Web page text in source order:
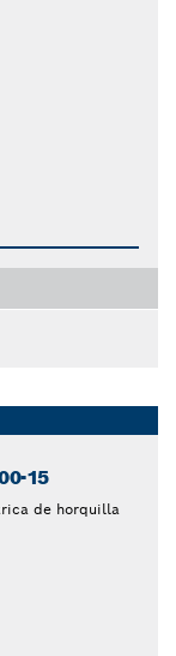
15
de horquilla